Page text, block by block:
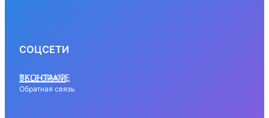
СОЦСЕТИ
ВКОНТАКТЕ
TELEGRAM
Обратная связь